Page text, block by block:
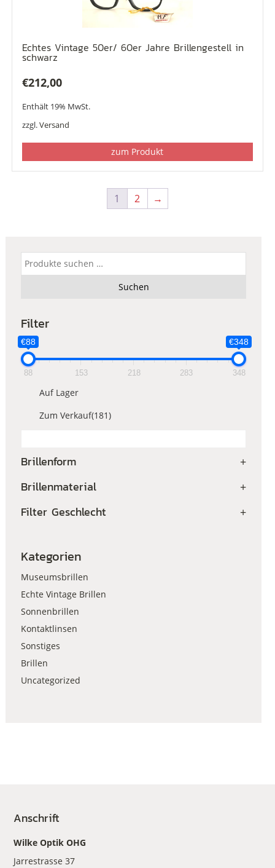
Echtes Vintage 50er/ 60er Jahre Brillengestell in
schwarz
€212,00
Enthält 19% MwSt.
zzgl.Versand
zum Produkt
1 2 →
Suchen
nach:
Suchen
Filter
€88 €348
88 153 218 283 348
Auf Lager
Zum Verkauf(181)
Brillenform +
Brillenmaterial +
Filter Geschlecht +
Kategorien
Museumsbrillen
Echte Vintage Brillen
Sonnenbrillen
Kontaktlinsen
Sonstiges
Brillen
Uncategorized
Anschrift
Wilke Optik OHG
Jarrestrasse 37